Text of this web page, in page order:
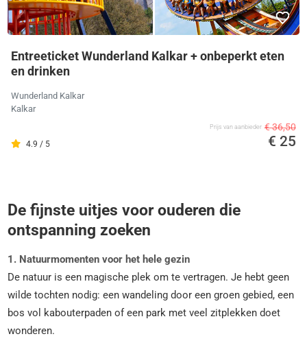
Entreeticket Wunderland Kalkar + onbeperkt eten
en drinken
Wunderland Kalkar
Kalkar
4.9 / 5
Prijs van aanbieder € 36,50
€ 25
De fijnste uitjes voor ouderen die
ontspanning zoeken
1. Natuurmomenten voor het hele gezin
De natuur is een magische plek om te vertragen. Je hebt geen
wilde tochten nodig: een wandeling door een groen gebied, een
bos vol kabouterpaden of een park met veel zitplekken doet
wonderen.